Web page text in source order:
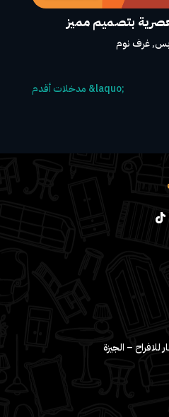
بتصميم مميز
,غرف نوم
– الجيزة